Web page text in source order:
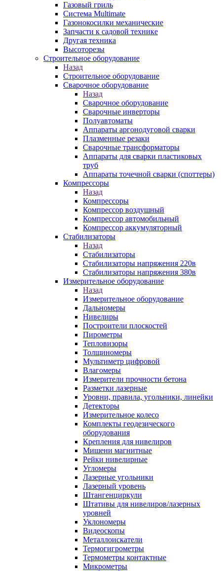
Газовый гриль
Система Multimate
Газонокосилки механические
Запчасти к садовой технике
Другая техника
Высоторезы
Строительное оборудование
Назад
Строительное оборудование
Сварочное оборудование
Назад
Сварочное оборудование
Сварочные инверторы
Полуавтоматы
Аппараты аргонодуговой сварки
Плазменные резаки
Сварочные трансформаторы
Аппараты для сварки пластиковых
труб
Аппараты точечной сварки (споттеры)
Компрессоры
Назад
Компрессоры
Компрессор воздушный
Компрессор автомобильный
Компрессор аккумуляторный
Стабилизаторы
Назад
Стабилизаторы
Стабилизаторы напряжения 220в
Стабилизаторы напряжения 380в
Измерительное оборудование
Назад
Измерительное оборудование
Дальномеры
Нивелиры
Построители плоскостей
Пирометры
Тепловизоры
Толщиномеры
Мультиметр цифровой
Влагомеры
Измерители прочности бетона
Разметки лазерные
Уровни, правила, угольники, линейки
Детекторы
Измерительное колесо
Комплекты геодезического
оборудования
Крепления для нивелиров
Мишени магнитные
Рейки нивелирные
Угломеры
Лазерные угольники
Лазерный уровень
Штангенциркули
Штативы для нивелиров/лазерных
уровней
Уклономеры
Видеоскопы
Металлоискатели
Термогигрометры
Термометры контактные
Микрометры